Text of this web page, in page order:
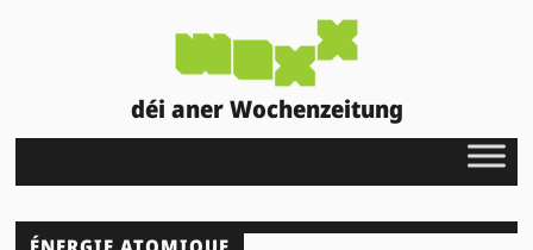
déi aner Wochenzeitung